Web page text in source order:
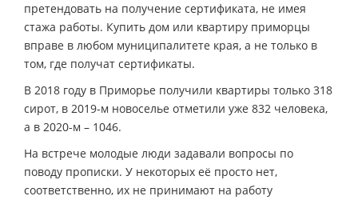
претендовать на получение сертификата, не имея
стажа работы. Купить дом или квартиру приморцы
вправе в любом муниципалитете края, а не только в
том, где получат сертификаты.
В 2018 году в Приморье получили квартиры только 318
сирот, в 2019-м новоселье отметили уже 832 человека,
а в 2020-м – 1046.
На встрече молодые люди задавали вопросы по
поводу прописки. У некоторых её просто нет,
соответственно, их не принимают на работу